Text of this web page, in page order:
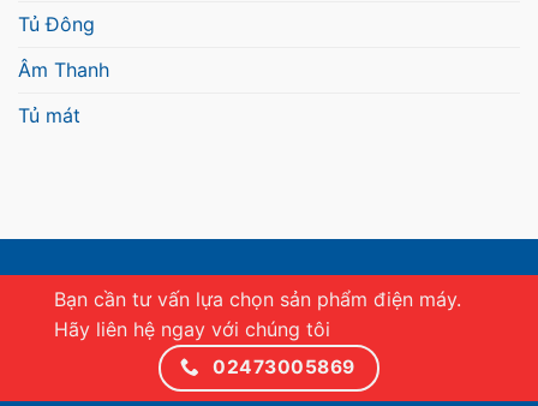
Tủ Đông
Âm Thanh
Tủ mát
Bạn cần tư vấn lựa chọn sản phẩm điện máy.
Hãy liên hệ ngay với chúng tôi
02473005869